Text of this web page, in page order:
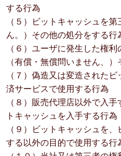
する行為
（５）ビットキャッシュを
ん。）その他の処分をする行
（６）ユーザに発生した権
（有償・無償問いません、
（７）偽造又は変造された
済サービスで使用する行為
（８）販売代理店以外で入
トキャッシュを入手する行為
（９）ビットキャッシュを
する以外の目的で使用する行